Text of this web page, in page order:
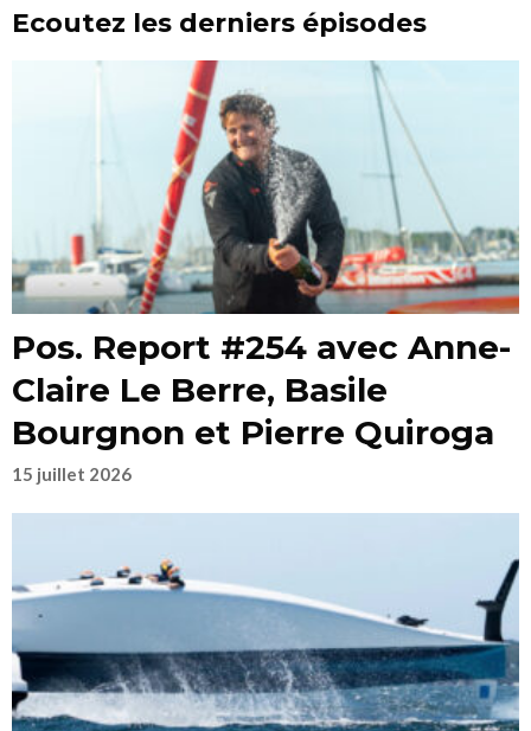
Ecoutez les derniers épisodes
Pos. Report #254 avec Anne-
Claire Le Berre, Basile
Bourgnon et Pierre Quiroga
15 juillet 2026